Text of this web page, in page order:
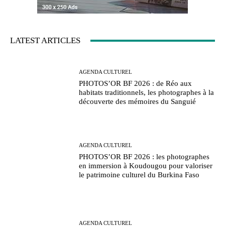
LATEST ARTICLES
AGENDA CULTUREL
PHOTOS’OR BF 2026 : de Réo aux
habitats traditionnels, les photographes à la
découverte des mémoires du Sanguié
AGENDA CULTUREL
PHOTOS’OR BF 2026 : les photographes
en immersion à Koudougou pour valoriser
le patrimoine culturel du Burkina Faso
AGENDA CULTUREL